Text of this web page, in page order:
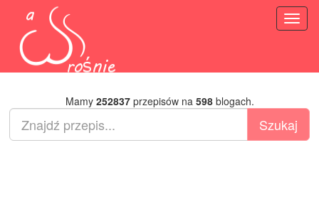
Mamy 252837przepisów na 598blogach.